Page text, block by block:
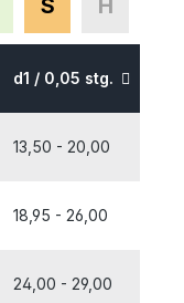
S H
d1 / 0,05 stg.
13,50 - 20,00
18,95 - 26,00
24,00 - 29,00